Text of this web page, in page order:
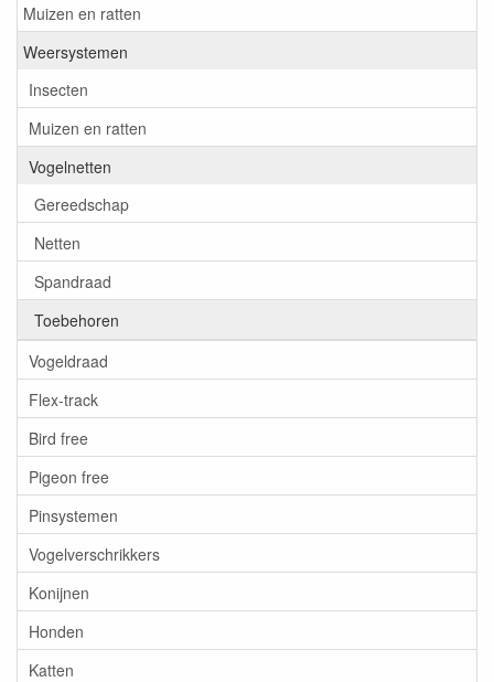
Muizen en ratten
Weersystemen
Insecten
Muizen en ratten
Vogelnetten
Gereedschap
Netten
Spandraad
Toebehoren
Vogeldraad
Flex-track
Bird free
Pigeon free
Pinsystemen
Vogelverschrikkers
Konijnen
Honden
Katten